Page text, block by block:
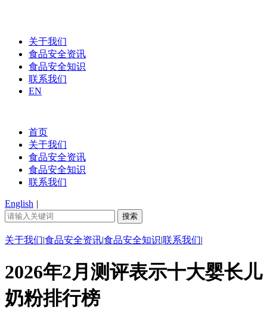
关于我们
食品安全资讯
食品安全知识
联系我们
EN
首页
关于我们
食品安全资讯
食品安全知识
联系我们
English |
关于我们|食品安全资讯|食品安全知识|联系我们|
2026年2月测评表示十大婴长儿
奶粉排行榜